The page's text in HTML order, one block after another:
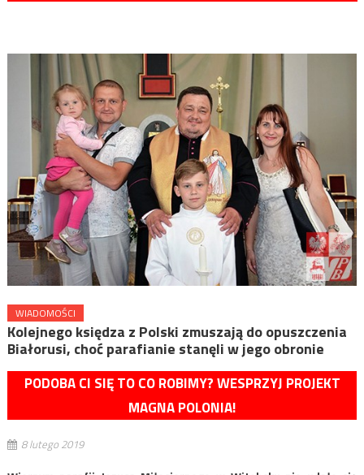
WIADOMOŚCI
Kolejnego księdza z Polski zmuszają do opuszczenia
Białorusi, choć parafianie stanęli w jego obronie
PODOBA CI SIĘ TO CO ROBIMY? WESPRZYJ PROJEKT
MAGNA POLONIA!
8 lutego 2019